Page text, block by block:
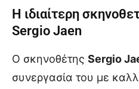
Η ιδιαίτερη
Sergio Jaen
Ο σκηνοθέτης Sergio
συνεργασία του με